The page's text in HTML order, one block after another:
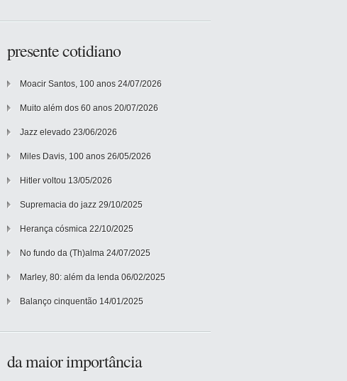
presente cotidiano
Moacir Santos, 100 anos 24/07/2026
Muito além dos 60 anos 20/07/2026
Jazz elevado 23/06/2026
Miles Davis, 100 anos 26/05/2026
Hitler voltou 13/05/2026
Supremacia do jazz 29/10/2025
Herança cósmica 22/10/2025
No fundo da (Th)alma 24/07/2025
Marley, 80: além da lenda 06/02/2025
Balanço cinquentão 14/01/2025
da maior importância